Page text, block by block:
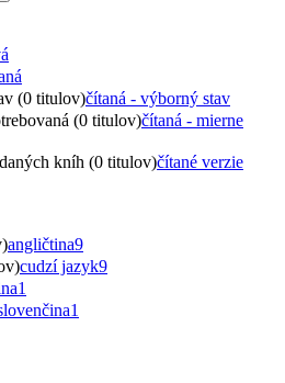
(0 titulov)čítaná - výborný stav
(0 titulov)čítaná - mierne
kníh (0 titulov)čítané verzie
angličtina9
cudzí jazyk9
1
1